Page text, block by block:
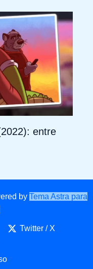
entre
by Tema Astra para
Twitter / X